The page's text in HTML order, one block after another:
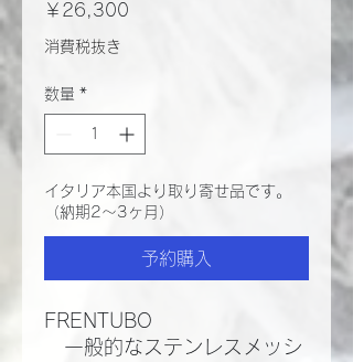
￥26,300
消費税抜き
数量 *
イタリア本国より取り寄せ品です。
（納期2～3ヶ月）
予約購入
FRENTUBO
一般的なステンレスメッシ